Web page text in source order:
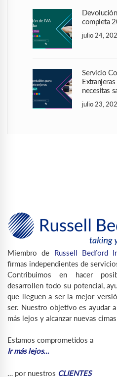
completa
julio 24,
Servicio
necesitas
julio 23,
Miembro de Russell Bedford
firmas independientes de
Contribuimos en hacer
desarrollen todo su potencial,
que lleguen a ser la mejor
ser. Nuestro objetivo es ayudar
más lejos y alcanzar nuevas
Estamos comprometidos a
Ir más lejos…
… por nuestros CLIENTES